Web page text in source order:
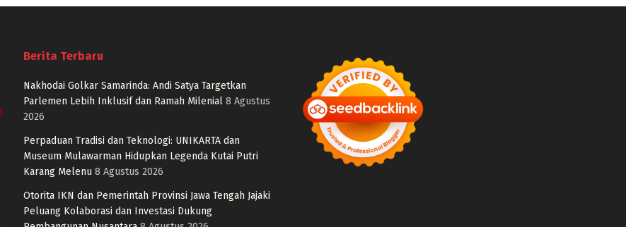
Berita Terbaru
Nakhodai Golkar Samarinda: Andi Satya Targetkan
Parlemen Lebih Inklusif dan Ramah Milenial 8 Agustus
2026
Perpaduan Tradisi dan Teknologi: UNIKARTA dan
Museum Mulawarman Hidupkan Legenda Kutai Putri
Karang Melenu 8 Agustus 2026
Otorita IKN dan Pemerintah Provinsi Jawa Tengah Jajaki
Peluang Kolaborasi dan Investasi Dukung